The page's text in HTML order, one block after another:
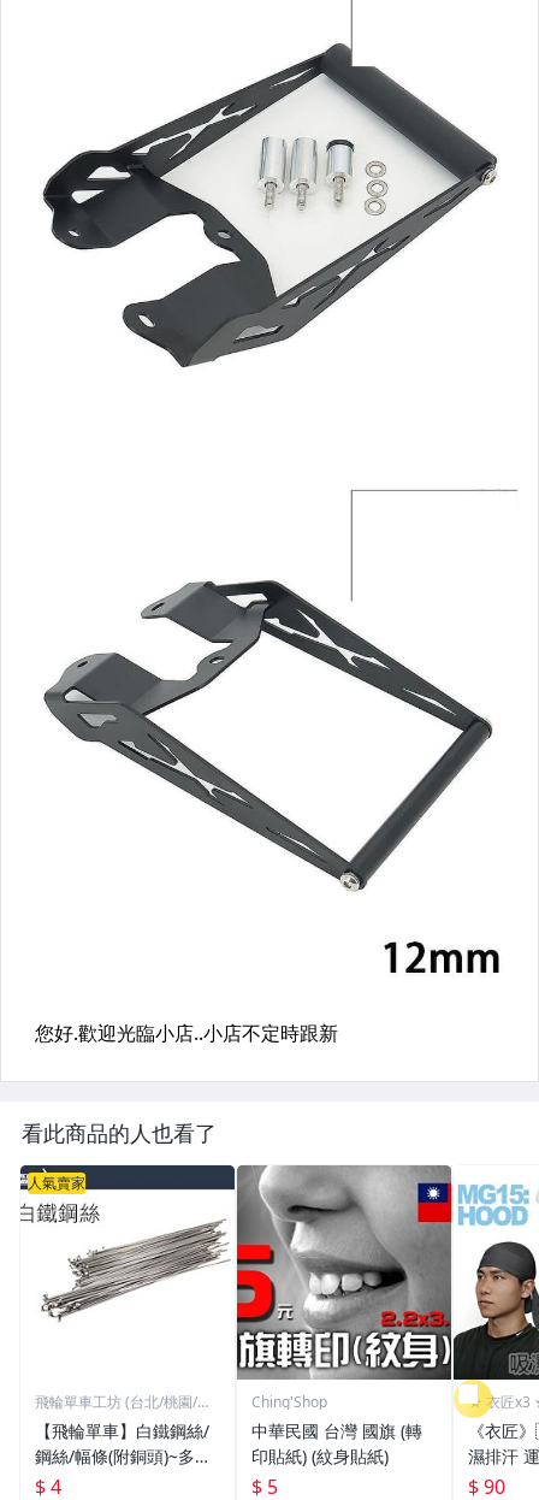
看此商品的人也看了
人氣賣家
飛輪單車工坊 (台北/桃園/高
【飛輪單車】白鐵鋼絲/
鋼絲/幅條(附銅頭)~多種
規格/一支價格需要多少
$ 4
Ching'Shop
中華民國 台灣 國旗 (轉
印貼紙) (紋身貼紙)
$ 5
★ 衣匠x3
《衣匠
濕排汗
頭巾 機
$ 90